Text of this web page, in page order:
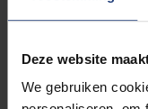
Deze website
We gebruiken
VUB tegen
aan bod. “Begin
startschot van